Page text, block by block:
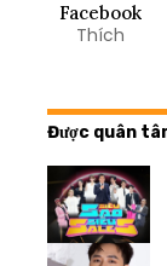
Facebook
Thích
Được quân